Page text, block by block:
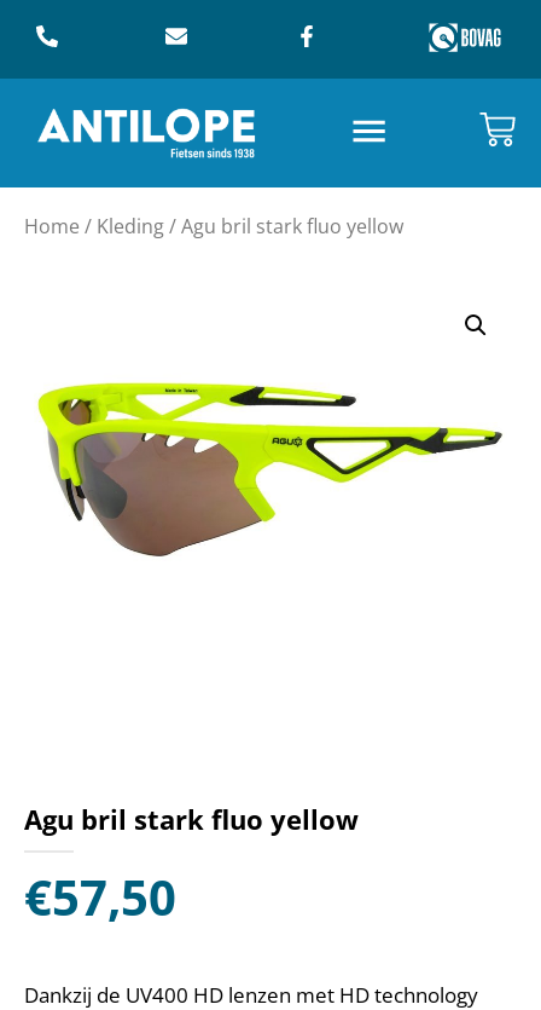
Home / Kleding/ Agu bril stark fluo yellow
Agu bril stark fluo yellow
€57,50
Dankzij de UV400 HD lenzen met HD technology